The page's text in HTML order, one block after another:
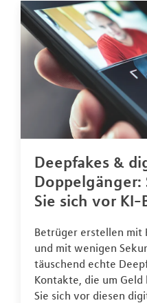
Deepfakes &
Doppelgänger:
Sie sich vor KI-
Betrüger erstellen mit
und mit wenigen
täuschend echte
Kontakte, die um
Sie sich vor diesen